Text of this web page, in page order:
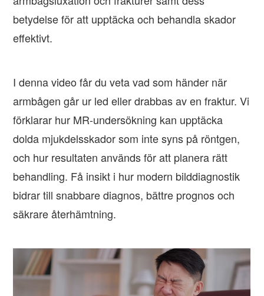
betydelse för att upptäcka och behandla skador
effektivt.
I denna video får du veta vad som händer när
armbågen går ur led eller drabbas av en fraktur. Vi
förklarar hur MR-undersökning kan upptäcka
dolda mjukdelsskador som inte syns på röntgen,
och hur resultaten används för att planera rätt
behandling. Få insikt i hur modern bilddiagnostik
bidrar till snabbare diagnos, bättre prognos och
säkrare återhämtning.